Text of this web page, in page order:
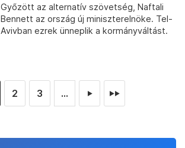
Győzött az alternatív szövetség, Naftali
Bennett az ország új miniszterelnöke. Tel-
Avivban ezrek ünneplik a kormányváltást.
2 3 ... ► ►►